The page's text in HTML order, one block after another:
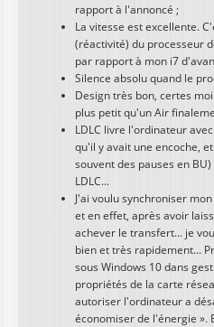
rapport à l'annoncé ;
La vitesse est excellente.
(réactivité) du processeur
par rapport à mon i7
Silence absolu quand le
Design très bon, certes
plus petit qu'un Air
LDLC livre l'ordinateur
qu'il y avait une encoche,
souvent des pauses en
LDLC...
J'ai voulu synchroniser
et en effet, après avoir
achever le transfert... je
bien et très rapidement...
sous Windows 10 dans
propriétés de la carte
autoriser l'ordinateur a
économiser de l'énergie ».